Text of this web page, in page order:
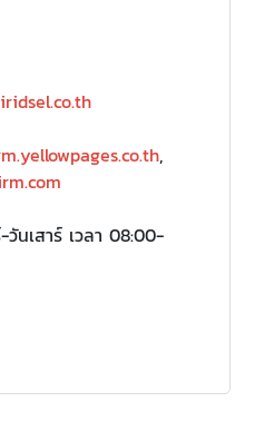
,
วันเสาร์ เวลา 08:00-